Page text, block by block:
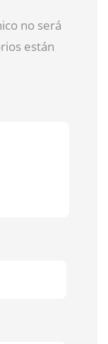
no será
están